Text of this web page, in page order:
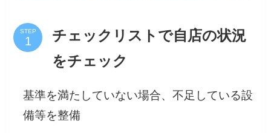
STEP
チェックリストで自店の状況
をチェック
基準を満たしていない場合、不足している設
備等を整備